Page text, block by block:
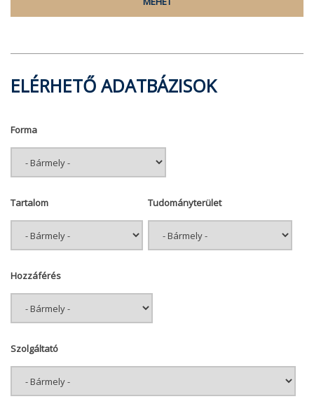
ELÉRHETŐ ADATBÁZISOK
Forma
Tartalom Tudományterület
Hozzáférés
Szolgáltató